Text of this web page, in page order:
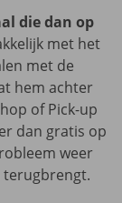
die dan op
met het
met de
hem achter
of Pick-up
dan gratis op
weer
terugbrengt.